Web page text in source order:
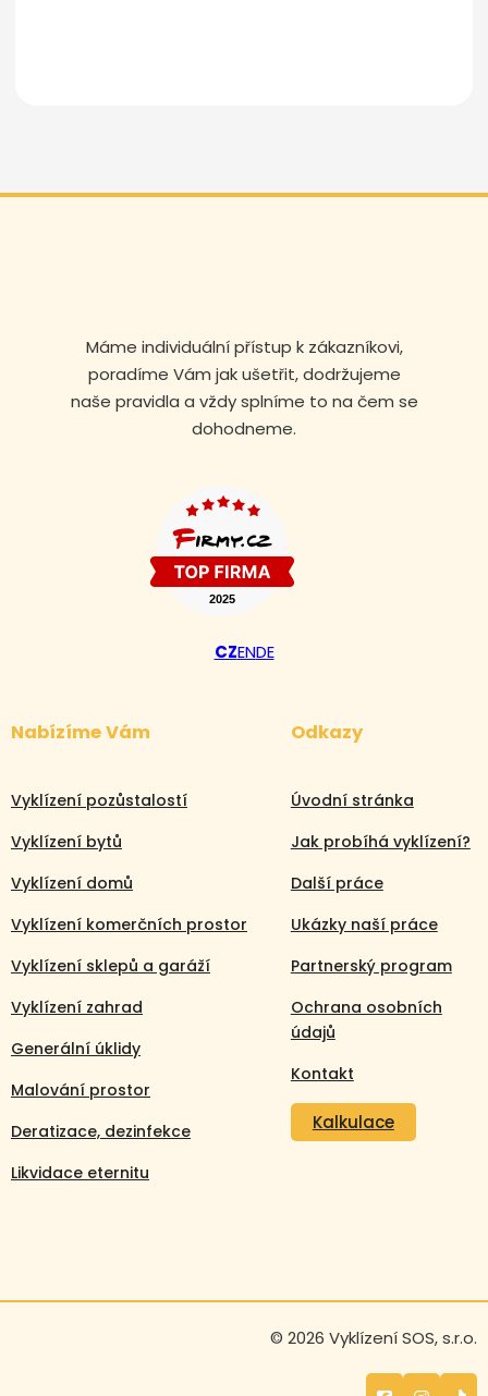
Máme individuální přístup k zákazníkovi,
poradíme Vám jak ušetřit, dodržujeme
naše pravidla a vždy splníme to na čem se
dohodneme.
CZENDE
Nabízíme Vám
Vyklízení pozůstalostí
Vyklízení bytů
Vyklízení domů
Vyklízení komerčních prostor
Vyklízení sklepů a garáží
Vyklízení zahrad
Generální úklidy
Malování prostor
Deratizace, dezinfekce
Likvidace eternitu
Odkazy
Úvodní stránka
Jak probíhá vyklízení?
Další práce
Ukázky naší práce
Partnerský program
Ochrana osobních
údajů
Kontakt
Kalkulace
© 2026 Vyklízení SOS, s.r.o.